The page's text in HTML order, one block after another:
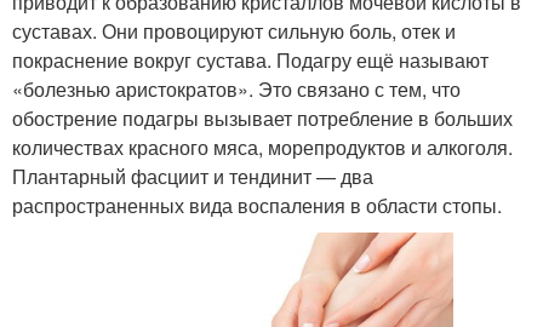
суставах. Они провоцируют сильную боль, отек и
покраснение вокруг сустава. Подагру ещё называют
«болезнью аристократов». Это связано с тем, что
обострение подагры вызывает потребление в больших
количествах красного мяса, морепродуктов и алкоголя.
Плантарный фасциит и тендинит — два
распространенных вида воспаления в области стопы.